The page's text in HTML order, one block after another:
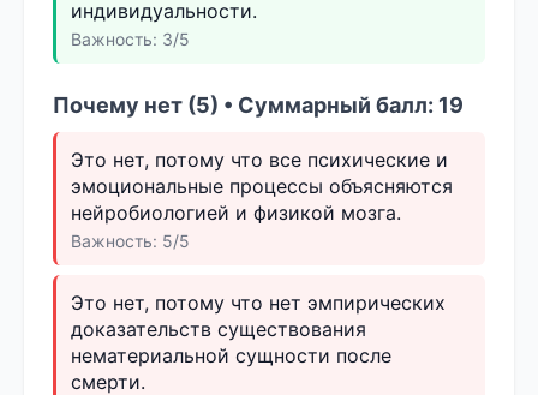
индивидуальности.
Важность: 3/5
Почему нет (5) • Суммарный балл: 19
Это нет, потому что все психические и
эмоциональные процессы объясняются
нейробиологией и физикой мозга.
Важность: 5/5
Это нет, потому что нет эмпирических
доказательств существования
нематериальной сущности после
смерти.